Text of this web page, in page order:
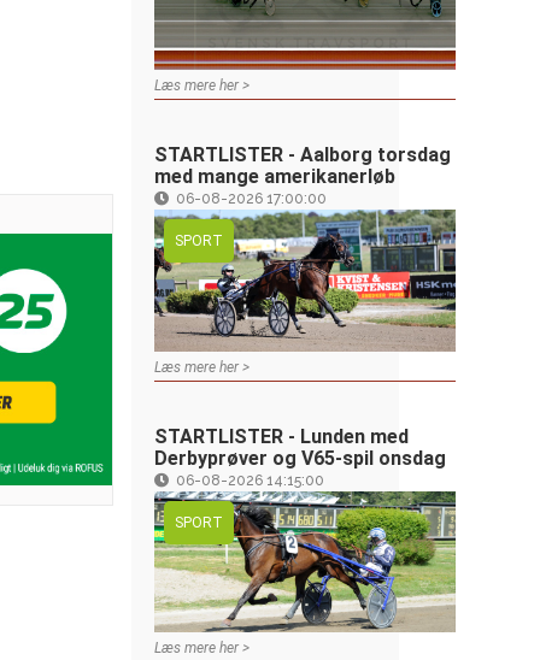
Læs mere her >
STARTLISTER - Aalborg torsdag
med mange amerikanerløb
06-08-2026 17:00:00
SPORT
Læs mere her >
STARTLISTER - Lunden med
Derbyprøver og V65-spil onsdag
06-08-2026 14:15:00
SPORT
Læs mere her >